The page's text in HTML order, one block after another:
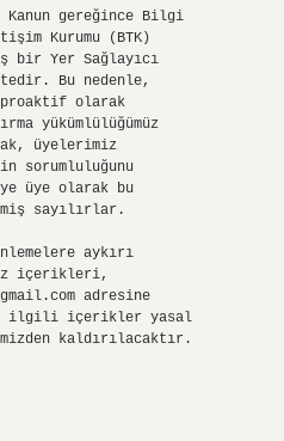
Kanun gereğince Bilgi
Kurumu (BTK)
bir Yer Sağlayıcı
Bu nedenle,
olarak
yükümlülüğümüz
üyelerimiz
sorumluluğunu
üye olarak bu
sayılırlar.
aykırı
içerikleri,
adresine
ilgili içerikler yasal
kaldırılacaktır.